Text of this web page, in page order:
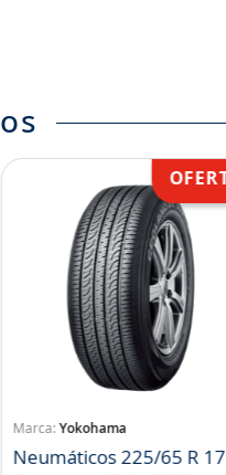
Yokohama
Neumáticos 225/65 R 17